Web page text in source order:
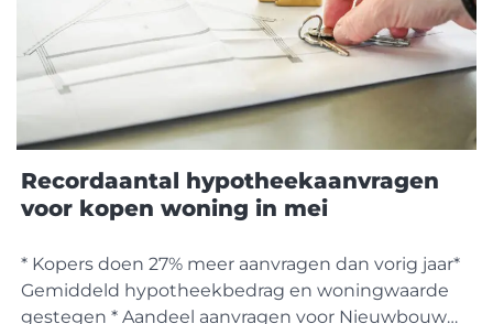
Recordaantal hypotheekaanvragen
voor kopen woning in mei
* Kopers doen 27% meer aanvragen dan vorig jaar*
Gemiddeld hypotheekbedrag en woningwaarde
gestegen * Aandeel aanvragen voor Nieuwbouw